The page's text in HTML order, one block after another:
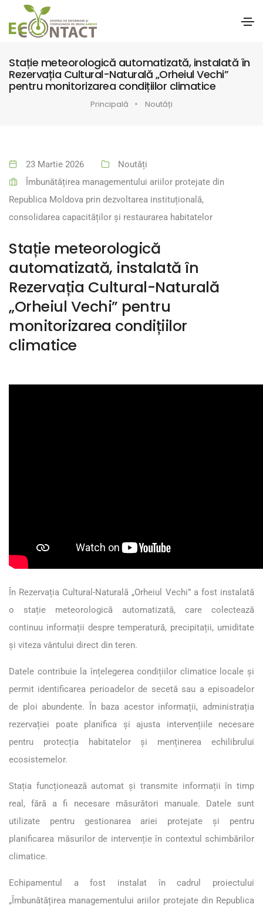
Stație meteorologică automatizată, instalată în
Rezervația Cultural-Naturală „Orheiul Vechi”
pentru monitorizarea condițiilor climatice
Principală Noutăți
23 Martie 2026
Noutăți
Îmbunătățirea managementului ariilor protejate din
Republica Moldova prin dezvoltarea instituțională,
consolidarea capacităților și restaurarea habitatelor
Stație meteorologică
automatizată, instalată în
Rezervația Cultural-Naturală
„Orheiul Vechi” pentru
monitorizarea condițiilor
climatice
În Rezervația Cultural-Naturală „Orheiul Vechi” a fost instalată
o stație meteorologică automatizată, care colectează
continuu informații despre temperatură, precipitații, umiditate
și viteza vântului direct din teren.
Datele contribuie la înțelegerea condițiilor climatice locale și
permit identificarea perioadelor de secetă sau a episoadelor
de ploi abundente. În baza acestor informații, administrația
rezervației poate planifica și ajusta intervențiile necesare
pentru protecția habitatelor și menținerea echilibrului
ecosistemelor.
Stația funcționează automat și transmite informații în timp
real, fără a fi necesare măsurători manuale. Datele sunt
utilizate pentru gestionarea ariei protejate și pentru
planificarea măsurilor de intervenție în contextul schimbărilor
climatice.
Echipamentul a fost instalat în cadrul proiectului
„Îmbunătățirea managementului ariilor protejate din Republica